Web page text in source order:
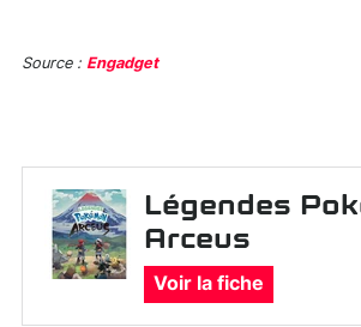
Source : Engadget
Légendes
Arceus
Voir la fiche